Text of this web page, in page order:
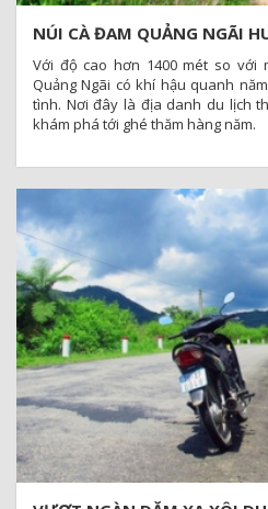
NÚI CÀ ĐAM QUẢNG NGÃI
NHỮNG NGƯỜI MÊ KHÁM
Với độ cao hơn 1400 mét so với
Quảng Ngãi có khí hậu quanh
tình. Nơi đây là địa danh du lịch
khám phá tới ghé thăm hàng năm.